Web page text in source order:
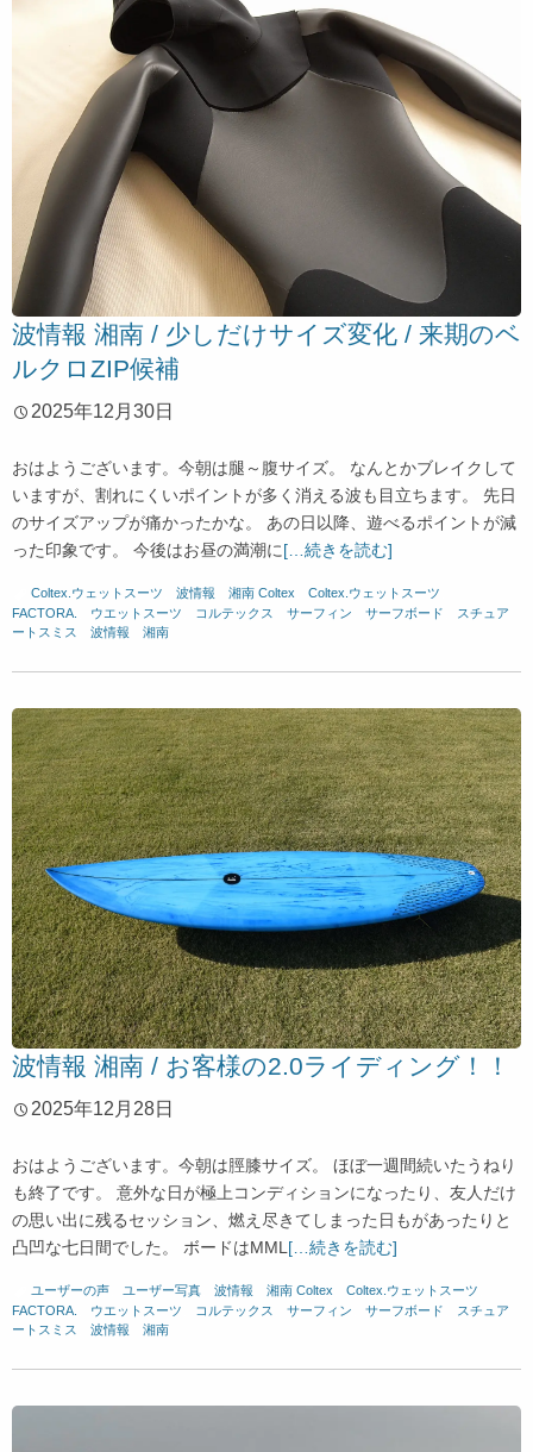
波情報 湘南 / 少しだけサイズ変化 / 来期のベ
ルクロZIP候補
2025年12月30日
おはようございます。今朝は腿～腹サイズ。 なんとかブレイクして
いますが、割れにくいポイントが多く消える波も目立ちます。 先日
のサイズアップが痛かったかな。 あの日以降、遊べるポイントが減
った印象です。 今後はお昼の満潮に[…続きを読む]
Coltex.ウェットスーツ 波情報 湘南 Coltex Coltex.ウェットスーツ
FACTORA.
ウエットスーツ コルテックス サーフィン サーフボード
スチュア
ートスミス
波情報 湘南
波情報 湘南 / お客様の2.0ライディング！！
2025年12月28日
おはようございます。今朝は脛膝サイズ。 ほぼ一週間続いたうねり
も終了です。 意外な日が極上コンディションになったり、友人だけ
の思い出に残るセッション、燃え尽きてしまった日もがあったりと
凸凹な七日間でした。 ボードはMML[…続きを読む]
ユーザーの声 ユーザー写真 波情報 湘南 Coltex Coltex.ウェットスーツ
FACTORA.
ウエットスーツ コルテックス サーフィン サーフボード
スチュア
ートスミス
波情報 湘南